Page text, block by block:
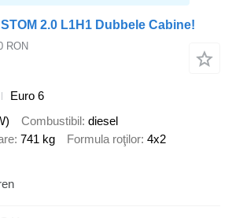
2.0 L1H1 Dubbele Cabine!
RON
Euro 6
Combustibil diesel
741 kg Formula roţilor 4x2